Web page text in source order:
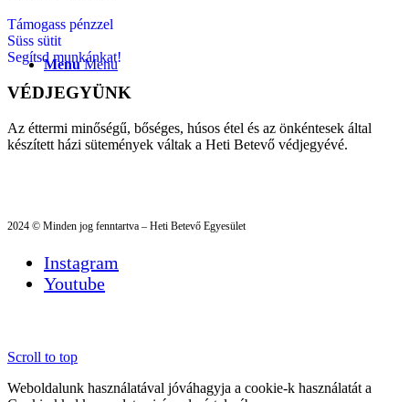
Menu Menu
Támogass pénzzel
Süss sütit
Segítsd munkánkat!
VÉDJEGYÜNK
Az éttermi minőségű, bőséges, húsos étel és az önkéntesek által
készített házi sütemények váltak a Heti Betevő védjegyévé.
2024 © Minden jog fenntartva – Heti Betevő Egyesület
Instagram
Youtube
Scroll to top
Weboldalunk használatával jóváhagyja a cookie-k használatát a